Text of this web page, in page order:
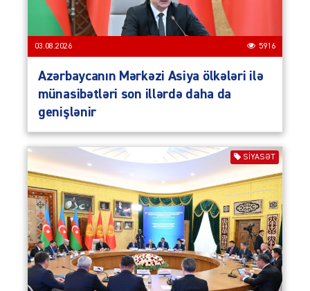
03.08.2026 5916
Azərbaycanın Mərkəzi Asiya ölkələri ilə
münasibətləri son illərdə daha da
genişlənir
SIYASƏT